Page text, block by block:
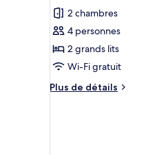
2 chambres
4 personnes
2 grands lits
Wi-Fi gratuit
Plus de détails
Plus